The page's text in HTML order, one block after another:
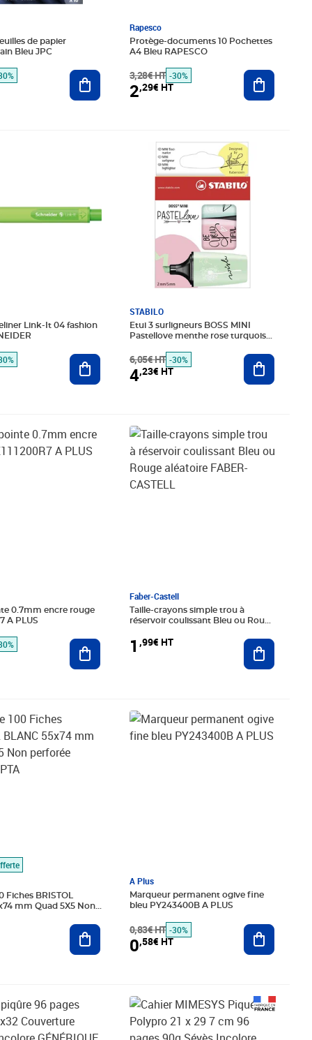
de papier
Bleu JPC
Ajouter au panier
Rapesco
Protège-documents 10 Pochettes
A4 Bleu RAPESCO
3,28€ HT -30%
2,29€ HT
Ajouter
Link-It 04 fashion
Ajouter au panier
STABILO
Etui 3 surligneurs BOSS MINI
Pastellove menthe rose turquoise
6,05€ HT
Prix barré 6,05€ HT
-30%
4,23€ HT
Prix 4,23€ HT
Ajouter
0.7mm encre rouge
A PLUS
0,88€ HT
HT
Ajouter au panier
Faber-Castell
Taille-crayons simple trou à
réservoir coulissant Bleu ou Rouge
1 ,99€ HT
Prix 1,99€ HT
Ajouter
Fiches BRISTOL
mm Quad 5X5 Non
HT
Ajouter au panier
A Plus
Marqueur permanent ogive fine
bleu PY243400B A PLUS
0,83€ HT
Prix barré 0,83€ HT
-30%
0,58€ HT
Prix 0,58€ HT
Ajouter
3,83€ HT
HT Prix 2,49€ HT